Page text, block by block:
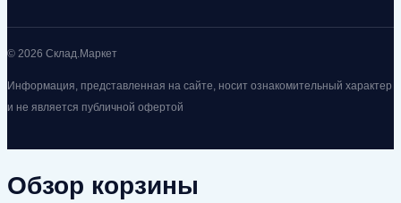
© 2026 Склад.Маркет
Информация, представленная на сайте, носит ознакомительный характер
и не является публичной офертой
Обзор корзины